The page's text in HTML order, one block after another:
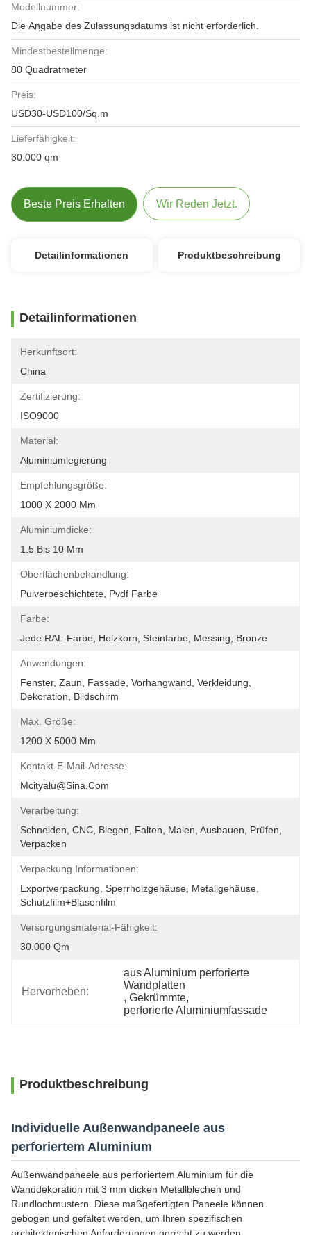
Modellnummer:
Die Angabe des Zulassungsdatums ist nicht erforderlich.
Mindestbestellmenge:
80 Quadratmeter
Preis:
USD30-USD100/Sq.m
Lieferfähigkeit:
30.000 qm
Beste Preis Erhalten Wir Reden Jetzt.
Detailinformationen Produktbeschreibung
Detailinformationen
Herkunftsort:
China
Zertifizierung:
ISO9000
Material:
Aluminiumlegierung
Empfehlungsgröße:
1000 X 2000 Mm
Aluminiumdicke:
1.5 Bis 10 Mm
Oberflächenbehandlung:
Pulverbeschichtete, Pvdf Farbe
Farbe:
Jede RAL-Farbe, Holzkorn, Steinfarbe, Messing, Bronze
Anwendungen:
Fenster, Zaun, Fassade, Vorhangwand, Verkleidung,
Dekoration, Bildschirm
Max. Größe:
1200 X 5000 Mm
Kontakt-E-Mail-Adresse:
Mcityalu@sina.com
Verarbeitung:
Schneiden, CNC, Biegen, Falten, Malen, Ausbauen, Prüfen,
Verpacken
Verpackung Informationen:
Exportverpackung, Sperrholzgehäuse, Metallgehäuse,
Schutzfilm+Blasenfilm
Versorgungsmaterial-Fähigkeit:
30.000 Qm
Hervorheben:
aus Aluminium perforierte
Wandplatten
, Gekrümmte,
perforierte Aluminiumfassade
Produktbeschreibung
Individuelle Außenwandpaneele aus
perforiertem Aluminium
Außenwandpaneele aus perforiertem Aluminium für die
Wanddekoration mit 3 mm dicken Metallblechen und
Rundlochmustern. Diese maßgefertigten Paneele können
gebogen und gefaltet werden, um Ihren spezifischen